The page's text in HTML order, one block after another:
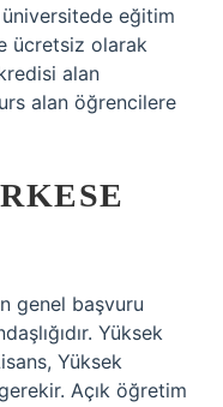
eğitim
ücretsiz olarak
alan
alan öğrencilere
genel başvuru
Yüksek
Yüksek
Açık öğretim